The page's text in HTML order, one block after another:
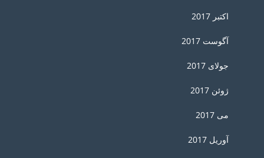
اکتبر 2017
آگوست 2017
جولای 2017
ژوئن 2017
می 2017
آوریل 2017